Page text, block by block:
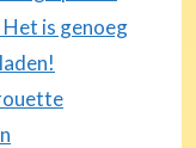
is genoeg